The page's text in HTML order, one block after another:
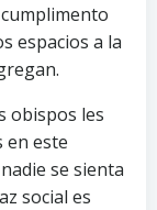
espacios a la
obispos les
en este
se sienta
social es